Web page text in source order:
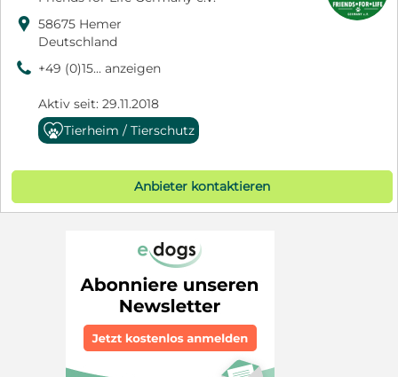
 58675 Hemer
Deutschland
9 +49 (0)15... anzeigen
Aktiv seit: 29.11.2018
Tierheim / Tierschutz
Anbieter kontaktieren